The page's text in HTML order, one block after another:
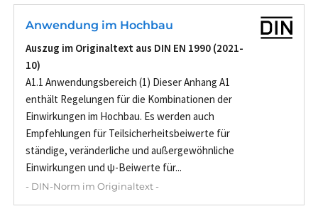
Anwendung im Hochbau
Auszug im Originaltext aus DIN EN 1990 (2021-
10)
A1.1 Anwendungsbereich (1) Dieser Anhang A1
enthält Regelungen für die Kombinationen der
Einwirkungen im Hochbau. Es werden auch
Empfehlungen für Teilsicherheitsbeiwerte für
ständige, veränderliche und außergewöhnliche
Einwirkungen und ψ-Beiwerte für...
- DIN-Norm im Originaltext -